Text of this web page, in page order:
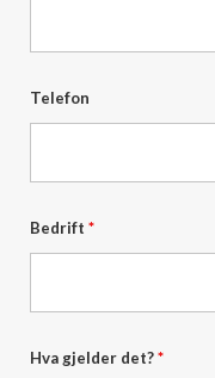
Telefon
Bedrift *
Hva gjelder det?*